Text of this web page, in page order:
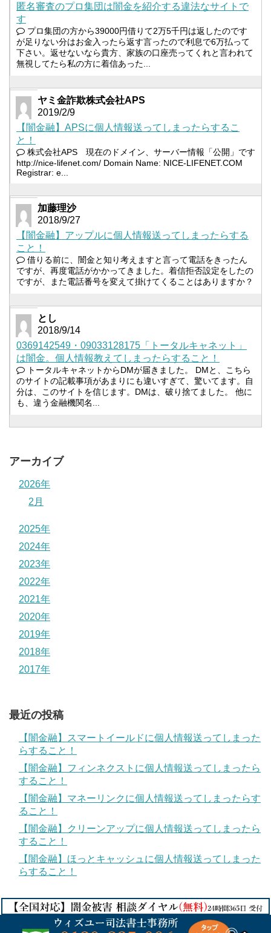
匿名審査のプロ集団は闇金を紹介する違法なサイトで
す
プロ集団の方から39000円借りて2万5千円は返したのです
が足りない分はお金入ったら返す言ったので利息で6万払って
下さい。返せないなら貴方、家族の口座売ってくれと言われて
無視してたら私の方に着信あった...
ヤミ金詐欺株式会社APS
2019/2/9
【闇金融】APSに個人情報送ってしまったらするこ
と！
株式会社APS 現在のドメイン、サーバー情報「公開」です
http://nice-lifenet.com/ Domain Name: NICE-LIFENET.COM
Registrar: e...
加藤理沙
2018/9/27
【闇金融】アップルに個人情報送ってしまったらする
こと！
借りる前に、闇金と知り考えますと言って電話をきったん
ですが、再度電話がかかってきました。着信拒否設定をしたの
ですが、また電話番号を変えて掛けてくることはありますか？
とし
2018/9/14
0369142549・09033128175「トータルキャネット」
は闇金。個人情報教えてしまったらすること！
トータルキャネットからDMが届きました。 DMと、こちら
のサイトの記載事項があまりにも違いすぎて、驚いてます。自
分は、このサイトを信じます。DMは、破り捨てました。 他に
も、違う金融機関名...
アーカイブ
2026年
2月
2025年
2024年
2023年
2022年
2021年
2020年
2019年
2018年
2017年
最近の投稿
【闇金融】スマートイールドに個人情報送ってしまった
らすること！
【闇金融】フィンネクストに個人情報送ってしまったら
すること！
【闇金融】マネーリンクに個人情報送ってしまったらす
ること！
【闇金融】クリーンアップに個人情報送ってしまったら
すること！
【闇金融】ほっとキャッシュに個人情報送ってしまった
らすること！